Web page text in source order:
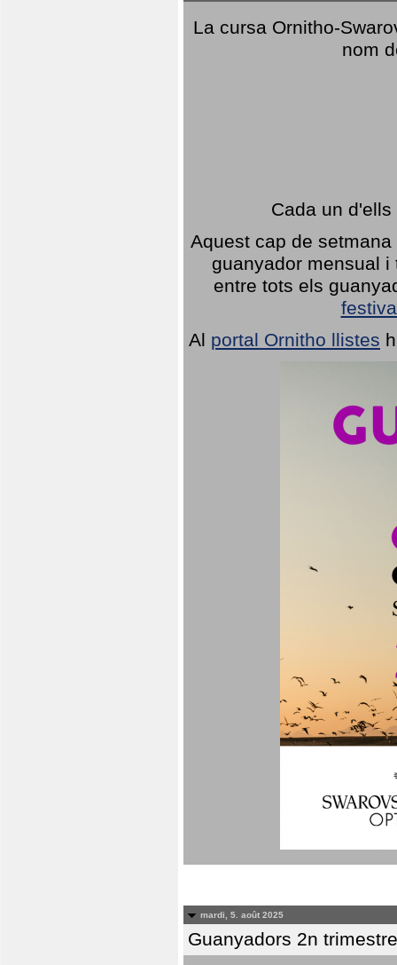
La cursa Ornitho-
nom
Cada un
Aquest cap de
guanyador mensual
entre tots els
Al portal Ornitho llistes
mardi, 5. août 2025
Guanyadors 2n